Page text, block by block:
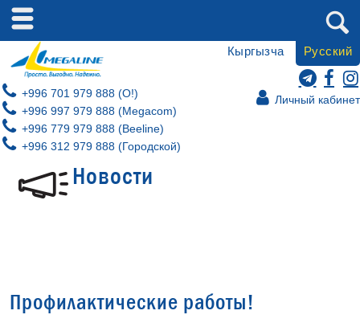
Личный кабинет
+996 701 979 888 (O!)
+996 997 979 888 (Megacom)
+996 779 979 888 (Beeline)
+996 312 979 888 (Городской)
Кыргызча Русский
Новости
Профилактические работы!